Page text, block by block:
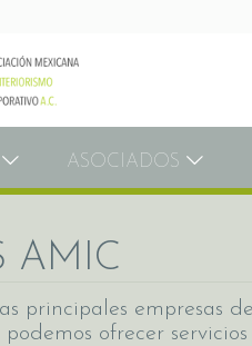
ASOCIADOS
AMIC
principales empresas
ofrecer